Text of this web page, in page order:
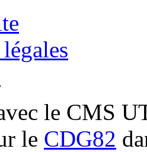
le CMS
le CDG82